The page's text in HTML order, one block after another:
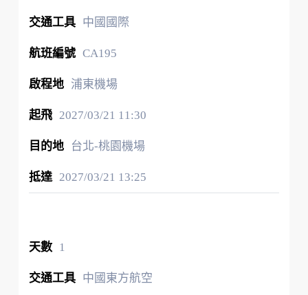
中國國際
CA195
浦東機場
2027/03/21 11:30
台北-桃園機場
2027/03/21 13:25
1
中國東方航空